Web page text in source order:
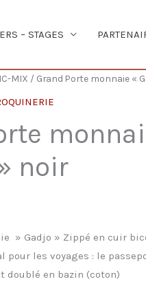
– STAGES
MIX / Grand Porte monnaie «
noir
» Gadjo » Zippé en cuir
pour les voyages : le
doublé en bazin (coton)